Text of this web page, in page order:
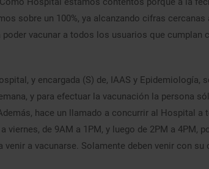
sobre un 100%, ya alcanzando cifras cercanas
vacunar a todos los usuarios que cumplan
y encargada (S) de, IAAS y Epidemiología,
y para efectuar la vacunación la persona
hace un llamado a concurrir al Hospital a
viernes, de 9AM a 1PM, y luego de 2PM a 4PM,
a vacunarse. Solamente deben venir con su